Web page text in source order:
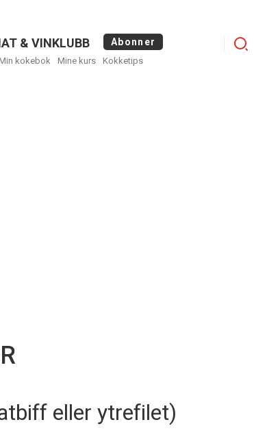
& VINKLUBB Abonner
Min kokebok Mine kurs Kokketips
Logg
eller ytrefilet)